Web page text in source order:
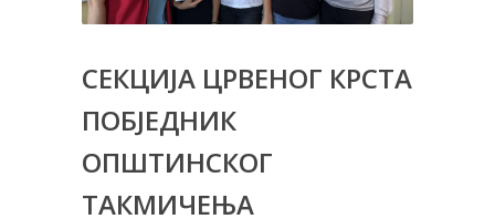
СЕКЦИЈА ЦРВЕНОГ КРСТА
ПОБЈЕДНИК
ОПШТИНСКОГ
ТАКМИЧЕЊА